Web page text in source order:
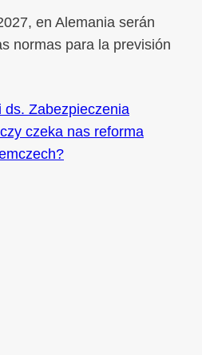
en Alemania serán
normas para la previsión